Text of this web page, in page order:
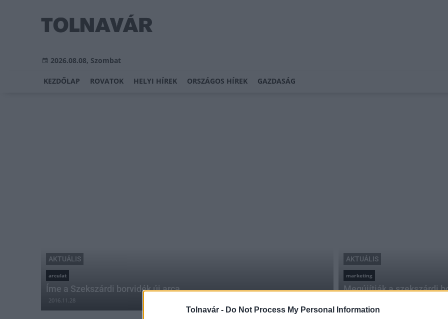
Tolnavár - Do Not Process My Personal Information
2026.08.08, Szombat
KEZDŐLAP ROVATOK HELYI HÍREK ORSZÁGOS HÍREK GAZDASÁG
AKTUÁLIS
arculat
Íme a Szekszárdi borvidék új arca
2016.11.28
AKTUÁLIS
marketing
Megújítják a szekszárdi